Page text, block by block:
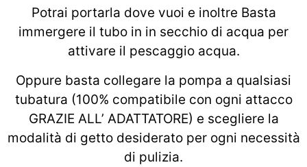
Potrai portarla dove vuoi e inoltre Basta
immergere il tubo in in secchio di acqua per
attivare il pescaggio acqua.
Oppure basta collegare la pompa a qualsiasi
tubatura (100% compatibile con ogni attacco
GRAZIE ALL’ ADATTATORE) e scegliere la
modalità di getto desiderato per ogni necessità
di pulizia.